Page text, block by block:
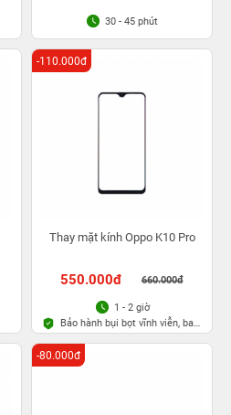
30 - 45 phút
Thay mặt kính Oppo K10 Pro
550.000đ 660.000đ
-110.000đ
1 - 2 giờ
Bảo hành bụi bọt vĩnh viễn, bao
rơi vỡ kính
-80.000đ